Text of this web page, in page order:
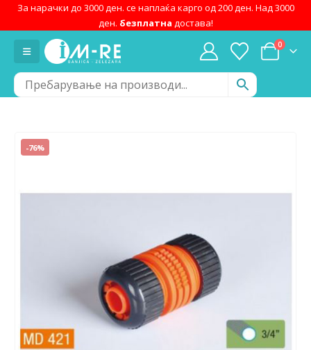
За нарачки до 3000 ден. се наплаќа карго од 200 ден. Над 3000
ден. безплатна достава!
0
-76%